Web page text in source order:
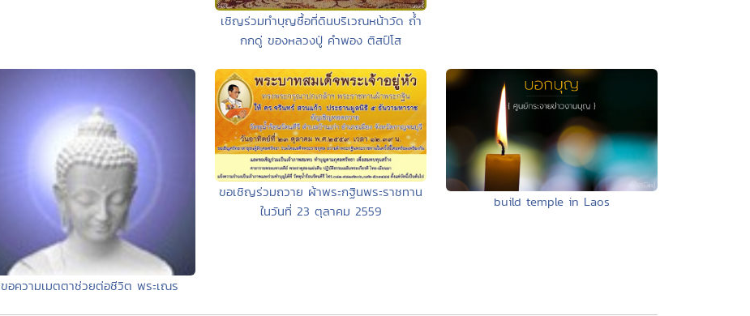
เชิญร่วมทำบุญซื้อที่ดินบริเวณหน้าวัด ถ้ำ
กกดู่ ของหลวงปู่ คำพอง ติสป์โส
ขอความเมตตาช่วยต่อชีวิต พระเณร
ขอเชิญร่วมถวาย ผ้าพระกฐินพระราชทาน
ในวันที่ 23 ตุลาคม 2559
build temple in Laos